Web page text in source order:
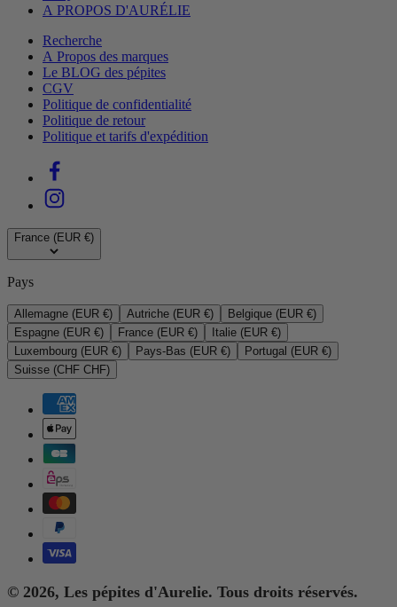
A PROPOS D'AURÉLIE
Recherche
A Propos des marques
Le BLOG des pépites
CGV
Politique de confidentialité
Politique de retour
Politique et tarifs d'expédition
France (EUR €)
Pays
Allemagne (EUR €) Autriche (EUR €)
Belgique (EUR €)
Espagne (EUR €)
France (EUR €)
Italie (EUR €)
Luxembourg (EUR €)
Pays-Bas (EUR €)
Portugal (EUR €)
Suisse (CHF CHF)
© 2026, Les pépites d'Aurelie. Tous droits réservés.